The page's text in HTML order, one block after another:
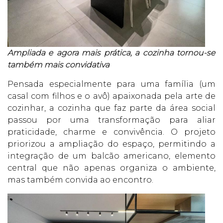
Ampliada e agora mais prática, a cozinha tornou-se
também mais convidativa
Pensada especialmente para uma família (um
casal com filhos e o avô) apaixonada pela arte de
cozinhar, a cozinha que faz parte da área social
passou por uma transformação para aliar
praticidade, charme e convivência. O projeto
priorizou a ampliação do espaço, permitindo a
integração de um balcão americano, elemento
central que não apenas organiza o ambiente,
mas também convida ao encontro.